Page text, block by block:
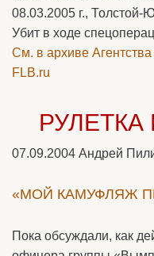
08.03.2005 г., Толстой-
Убит в ходе
См. в архиве
FLB.ru
07.09.2004 Андрей
«МОЙ КАМУФЛЯЖ
Пока обсуждали, как